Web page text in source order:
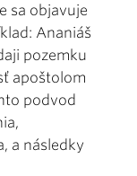
sa objavuje
Ananiáš
pozemku
apoštolom
podvod
a následky